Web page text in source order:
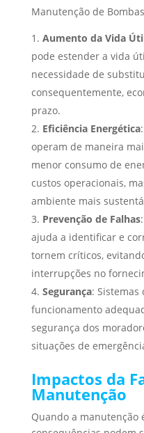
Manutenção de Bombas
Aumento da Vida
pode estender a vida
necessidade de
consequentemente,
prazo.
Eficiência Energética
operam de maneira
menor consumo de
custos operacionais,
ambiente mais
Prevenção de Falhas
ajuda a identificar e
tornem críticos,
interrupções no
Segurança: Sistemas
funcionamento
segurança dos
situações de
Impactos da
Manutenção
Quando a manutenção